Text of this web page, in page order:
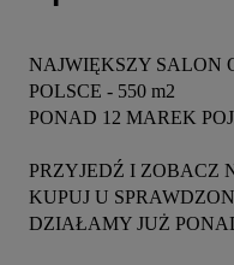
NAJWIĘKSZY SALON
POLSCE - 550 m2
PONAD 12 MAREK
PRZYJEDŹ I ZOBACZ
KUPUJ U
DZIAŁAMY JUŻ